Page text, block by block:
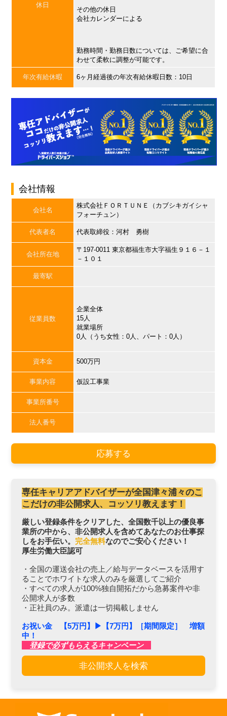
休日
その他の休日
会社カレンダーによる
勤務時間・勤務日数については、ご希望に合
わせて柔軟に調整が可能です。
年次有給休暇 6ヶ月経過後の年次有給休暇日数：10日
会社情報
会社名
株式会社ＦＯＲＴＵＮＥ（カブシキガイシャ
フォーチュン）
代表者名 代表取締役：河村 勇樹
会社所在地
〒197-0011 東京都福生市大字福生９１６－１
－１０１
最寄駅
従業員数
企業全体
15人
就業場所
0人（うち女性：0人、パート：0人）
資本金 500万円
事業内容 仮設工事業
事業所番号
法人番号
応募する
専任キャリアアドバイザーが全国津々浦々のこ
こだけの非公開求人、コッソリ教えます！
厳しい登録条件をクリアした、全国数千以上の優良事
業所の中から、非公開求人を含めてあなたのお仕事探
しをお手伝い。 完全無料なのでご安心ください！
厚生労働大臣認可
・全国の運送会社の売上／給与データベースを活用す
ることでホワイトな求人のみを厳選してご紹介
・すべての求人が100%独自開拓だから急募案件や非
公開求人が多数
・正社員のみ。派遣は一切掲載しません
お祝い金 【5万円】▶︎【7万円】［期間限定］ 増額
中！
登録で必ずもらえるキャンペーン
非公開求人を検索